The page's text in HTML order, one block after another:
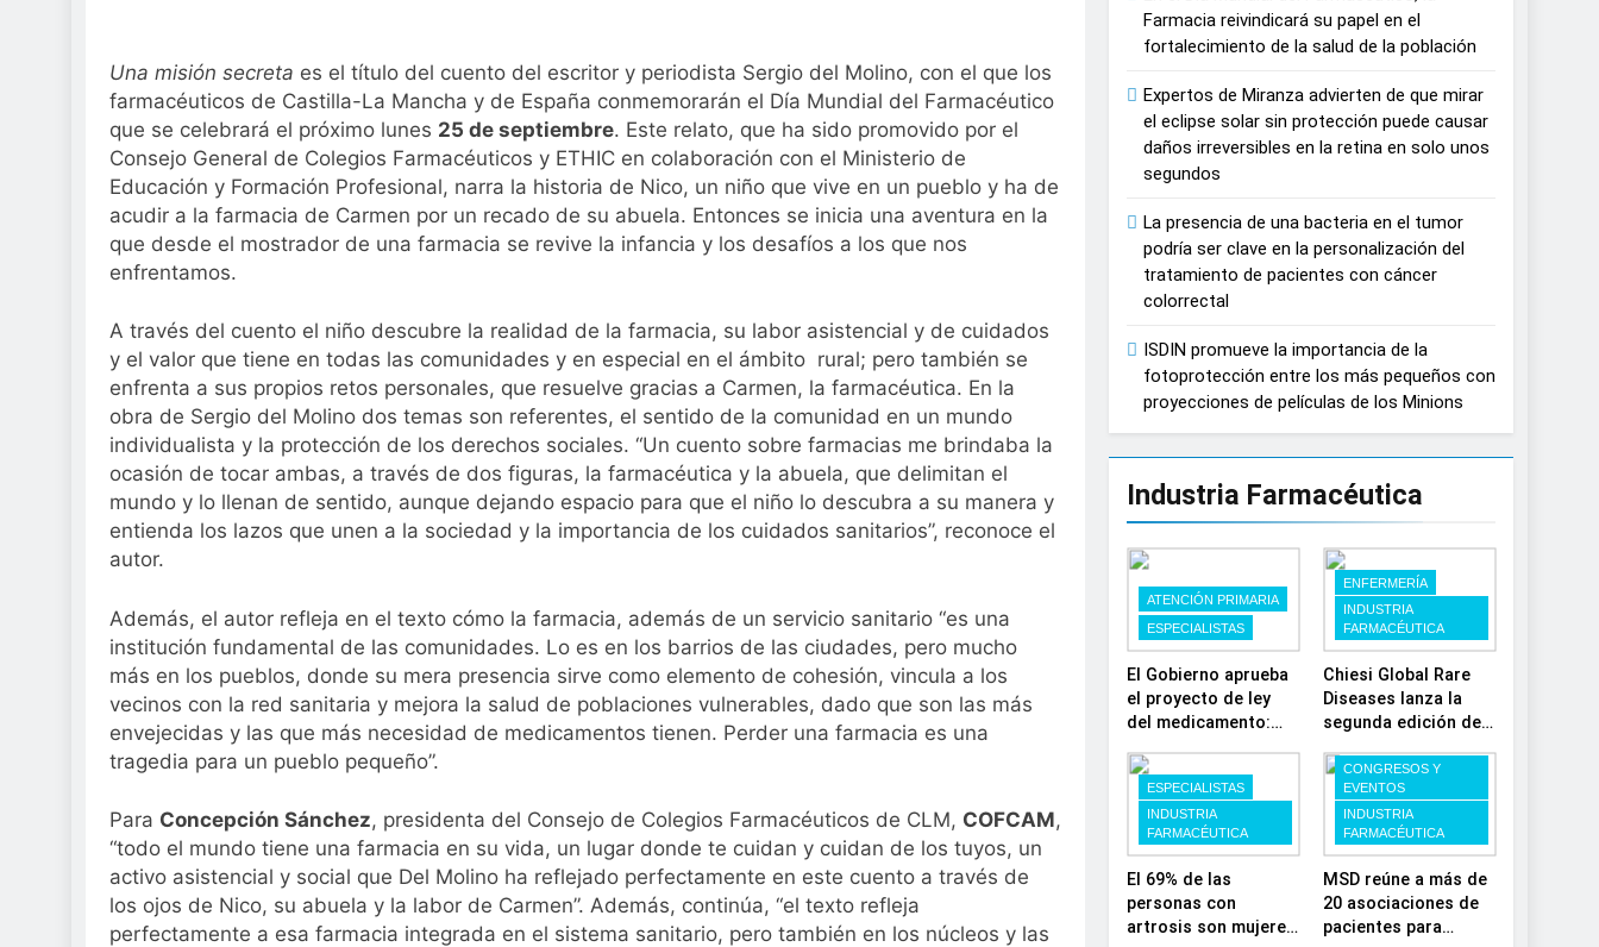
Aprobado el proyecto de ley del tabaco que amplía los espacios sin humo a terrazas, playas y otros espacios al aire
2 Semanas Atrás
El Gobierno aprueba el proyecto de ley del medicamento: más sostenibilidad, autonomía estratégica y modernización
para el SNS
2 Semanas Atrás
La fiebre del running llega al verano: por qué el magnesio es clave para el bienestar muscular del deportista
2 Semanas Atrás
Sanidad publica el primer análisis nacional sobre la situación de las TCAE en España
2 Semanas Atrás
Una misión secreta es el título del cuento del escritor y periodista Sergio del Molino, con el que los
farmacéuticos de Castilla-La Mancha y de España conmemorarán el Día Mundial del Farmacéutico
que se celebrará el próximo lunes 25 de septiembre. Este relato, que ha sido promovido por el
Consejo General de Colegios Farmacéuticos y ETHIC en colaboración con el Ministerio de
Educación y Formación Profesional, narra la historia de Nico, un niño que vive en un pueblo y ha de
acudir a la farmacia de Carmen por un recado de su abuela. Entonces se inicia una aventura en la
que desde el mostrador de una farmacia se revive la infancia y los desafíos a los que nos
enfrentamos.
A través del cuento el niño descubre la realidad de la farmacia, su labor asistencial y de cuidados
y el valor que tiene en todas las comunidades y en especial en el ámbito rural; pero también se
enfrenta a sus propios retos personales, que resuelve gracias a Carmen, la farmacéutica. En la
obra de Sergio del Molino dos temas son referentes, el sentido de la comunidad en un mundo
individualista y la protección de los derechos sociales. “Un cuento sobre farmacias me brindaba la
ocasión de tocar ambas, a través de dos figuras, la farmacéutica y la abuela, que delimitan el
mundo y lo llenan de sentido, aunque dejando espacio para que el niño lo descubra a su manera y
entienda los lazos que unen a la sociedad y la importancia de los cuidados sanitarios”, reconoce el
autor.
Además, el autor refleja en el texto cómo la farmacia, además de un servicio sanitario “es una
institución fundamental de las comunidades. Lo es en los barrios de las ciudades, pero mucho
más en los pueblos, donde su mera presencia sirve como elemento de cohesión, vincula a los
vecinos con la red sanitaria y mejora la salud de poblaciones vulnerables, dado que son las más
envejecidas y las que más necesidad de medicamentos tienen. Perder una farmacia es una
tragedia para un pueblo pequeño”.
Para Concepción Sánchez, presidenta del Consejo de Colegios Farmacéuticos de CLM, COFCAM,
“todo el mundo tiene una farmacia en su vida, un lugar donde te cuidan y cuidan de los tuyos, un
activo asistencial y social que Del Molino ha reflejado perfectamente en este cuento a través de
los ojos de Nico, su abuela y la labor de Carmen”. Además, continúa, “el texto refleja
perfectamente a esa farmacia integrada en el sistema sanitario, pero también en los núcleos y las
Farmacia reivindicará su papel en el
fortalecimiento de la salud de la población
Expertos de Miranza advierten de que mirar
el eclipse solar sin protección puede causar
daños irreversibles en la retina en solo unos
segundos
La presencia de una bacteria en el tumor
podría ser clave en la personalización del
tratamiento de pacientes con cáncer
colorrectal
ISDIN promueve la importancia de la
fotoprotección entre los más pequeños con
proyecciones de películas de los Minions
Industria Farmacéutica
ATENCIÓN PRIMARIA
ESPECIALISTAS
El Gobierno aprueba
el proyecto de ley
del medicamento:
autonomía
estratégica y
modernización para
el SNS
ENFERMERÍA
INDUSTRIA
FARMACÉUTICA
Chiesi Global Rare
Diseases lanza la
segunda edición de
impulsar la
investigación en
enfermedades de
depósito lisosomal
ESPECIALISTAS
INDUSTRIA
FARMACÉUTICA
El 69% de las
personas con
artrosis son mujeres
CONGRESOS Y
EVENTOS
INDUSTRIA
FARMACÉUTICA
MSD reúne a más de
20 asociaciones de
pacientes para